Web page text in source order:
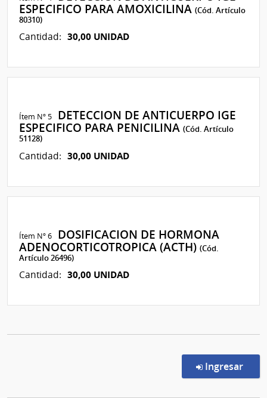
ESPECIFICO PARA AMOXICILINA(Cód. Artículo
80310)
Cantidad: 30,00 UNIDAD
Ítem Nº 5
DETECCION DE ANTICUERPO IGE
ESPECIFICO PARA PENICILINA(Cód. Artículo
51128)
Cantidad: 30,00 UNIDAD
Ítem Nº 6
DOSIFICACION DE HORMONA
ADENOCORTICOTROPICA (ACTH)(Cód.
Artículo 26496)
Cantidad: 30,00 UNIDAD
Ingresar